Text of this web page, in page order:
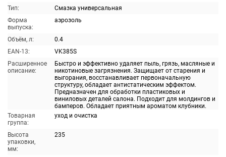
Тип:
Смазка универсальная
Форма
выпуска:
аэрозоль
Объём, л:
0.4
EAN-13:
VK385S
Расширенное
описание:
Быстро и эффективно удаляет пыль, грязь, масляные и
никотиновые загрязнения. Защищает от старения и
выгорания, восстанавливает первоначальную
структуру, обладает антистатическим эффектом.
Предназначен для обработки пластиковых и
виниловых деталей салона. Подходит для молдингов и
бамперов. Обладает приятным ароматом клубники.
Товарная
группа:
уход и очистка
Высота
упаковки,
мм:
235